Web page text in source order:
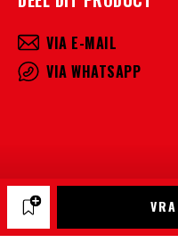
VIA E-MAIL
VIA WHATSAPP